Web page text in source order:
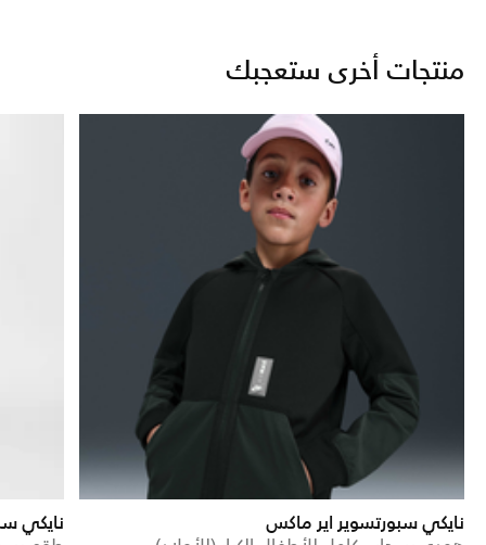
منتجات أخرى ستعجبك
نايكي سبورتسوير اير ماكس
نايكي